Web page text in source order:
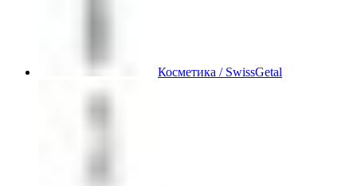
Косметика / SwissGetal